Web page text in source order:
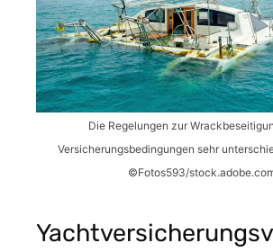
Die Regelungen zur
Versicherungsbedingungen sehr
©Fotos593/